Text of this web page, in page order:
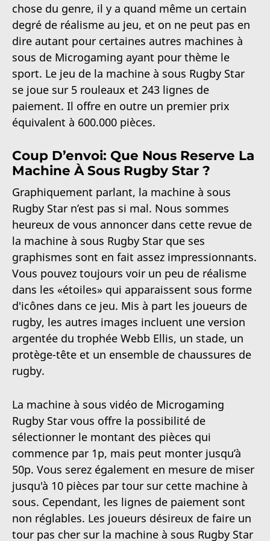
chose du genre, il y a quand même un certain
degré de réalisme au jeu, et on ne peut pas en
dire autant pour certaines autres machines à
sous de Microgaming ayant pour thème le
sport. Le jeu de la machine à sous Rugby Star
se joue sur 5 rouleaux et 243 lignes de
paiement. Il offre en outre un premier prix
équivalent à 600.000 pièces.
Coup D’envoi: Que Nous Reserve La
Machine À Sous Rugby Star ?
Graphiquement parlant, la machine à sous
Rugby Star n’est pas si mal. Nous sommes
heureux de vous annoncer dans cette revue de
la machine à sous Rugby Star que ses
graphismes sont en fait assez impressionnants.
Vous pouvez toujours voir un peu de réalisme
dans les «étoiles» qui apparaissent sous forme
d'icônes dans ce jeu. Mis à part les joueurs de
rugby, les autres images incluent une version
argentée du trophée Webb Ellis, un stade, un
protège-tête et un ensemble de chaussures de
rugby.
La machine à sous vidéo de Microgaming
Rugby Star vous offre la possibilité de
sélectionner le montant des pièces qui
commence par 1p, mais peut monter jusqu’à
50p. Vous serez également en mesure de miser
jusqu'à 10 pièces par tour sur cette machine à
sous. Cependant, les lignes de paiement sont
non réglables. Les joueurs désireux de faire un
tour pas cher sur la machine à sous Rugby Star